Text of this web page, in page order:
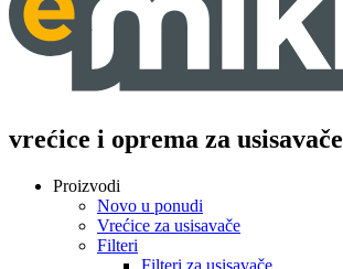
vrećice i oprema za usisavače
Proizvodi
Novo u ponudi
Vrećice za usisavače
Filteri
Filteri za usisavače